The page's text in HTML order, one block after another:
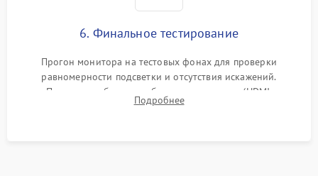
6. Финальное тестирование
Прогон монитора на тестовых фонах для проверки
равномерности подсветки и отсутствия искажений.
Проверка работоспособности всех портов (HDMI,
DisplayPort, VGA) и кнопок управления под нагрузкой в
Подробнее